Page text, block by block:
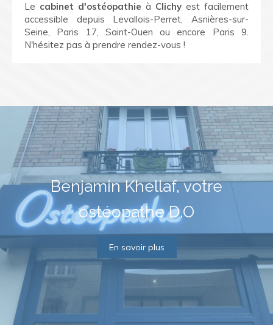
Le cabinet d'ostéopathie à Clichy est facilement
accessible depuis Levallois-Perret, Asnières-sur-
Seine, Paris 17, Saint-Ouen ou encore Paris 9.
N'hésitez pas à prendre rendez-vous !
Benjamin Khellaf, votre
ostéopathe D.O
En savoir plus